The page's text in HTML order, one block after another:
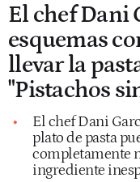
El chef Dani
esquemas
llevar la
"Pistachos
El chef Dani
plato de pasta
completamente
ingrediente